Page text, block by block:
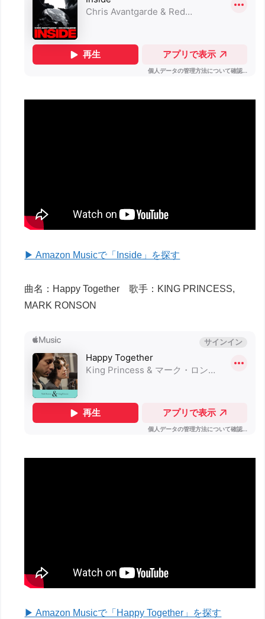
▶ Amazon Musicで「Inside」を探す
曲名：Happy Together 歌手：KING PRINCESS,
MARK RONSON
▶ Amazon Musicで「Happy Together」を探す